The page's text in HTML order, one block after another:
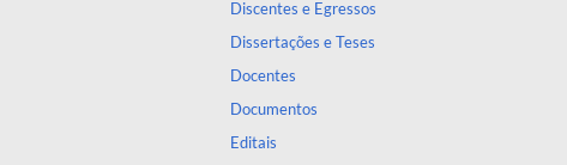
Discentes e Egressos
Dissertações e Teses
Docentes
Documentos
Editais